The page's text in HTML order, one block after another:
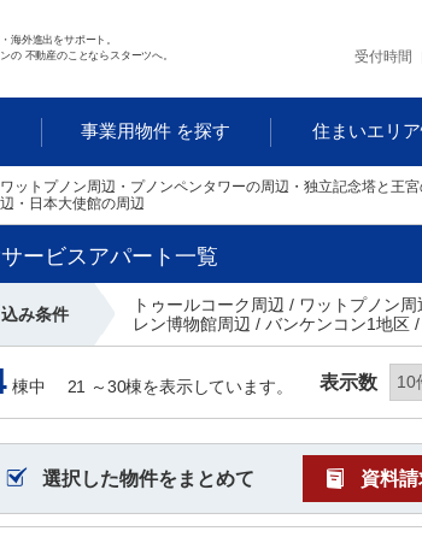
海外進出をサポート。
の 不動産のことならスターツへ。
受付時間
事業用物件 を探す 住まいエリ
ットプノン周辺・プノンペンタワーの周辺・独立記念塔と王
・日本大使館の周辺
ービスアパート一覧
み条件
トゥールコーク周辺 / ワットプノン
レン博物館周辺 / バンケンコン1地区
棟中 21 ～30棟を表示しています。 表示数
選択した物件をまとめて 資料請